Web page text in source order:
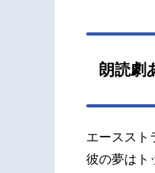
朗読劇
エーススト
彼の夢はト